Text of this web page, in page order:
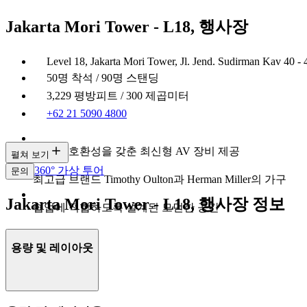
Jakarta Mori Tower - L18, 행사장
Level 18, Jakarta Mori Tower, Jl. Jend. Sudirman Kav 40 -
50명 착석 / 90명 스탠딩
3,229 평방피트 / 300 제곱미터
+62 21 5090 4800
우수한 호환성을 갖춘 최신형 AV 장비 제공
최고급 브랜드 Timothy Oulton과 Herman Miller의 가구
협업에 적합하도록 설계된 모던한 공간
펼쳐 보기
문의
360° 가상 투어
Jakarta Mori Tower - L18, 행사장 정보
용량 및 레이아웃